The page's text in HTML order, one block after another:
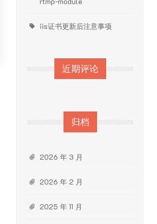
iis证书更新后注意事项
近期评论
归档
2026 年 3 月
2026 年 2 月
2025 年 11 月